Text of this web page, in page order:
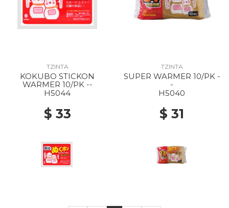
TZINTA
KOKUBO STICKON
WARMER 10/PK --
H5044
$ 33
TZINTA
SUPER WARMER 10/PK -
-
H5040
$ 31